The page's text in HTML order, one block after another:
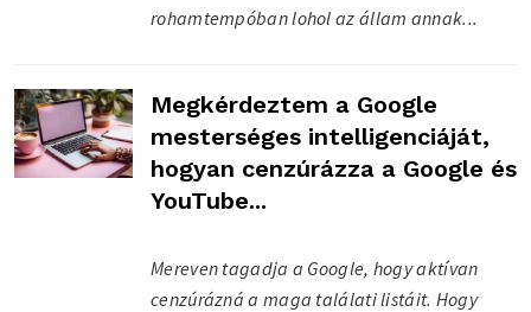
rohamtempóban lohol az állam annak...
Megkérdeztem a Google
mesterséges intelligenciáját,
hogyan cenzúrázza a Google és
YouTube...
Mereven tagadja a Google, hogy aktívan
cenzúrázná a maga találati listáit. Hogy